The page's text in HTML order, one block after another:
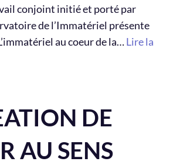
conjoint initié et porté par
de l’Immatériel présente
au coeur de la…Lire la
DE
AU SENS